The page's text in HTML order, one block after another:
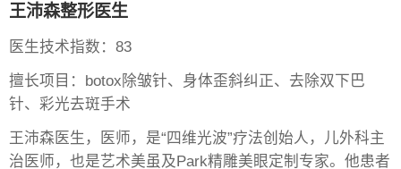
王沛森整形医生
医生技术指数：83
擅长项目：botox除皱针、身体歪斜纠正、去除双下巴
针、彩光去斑手术
王沛森医生，医师，是“四维光波”疗法创始人，儿外科主
治医师，也是艺术美虽及Park精雕美眼定制专家。他患者